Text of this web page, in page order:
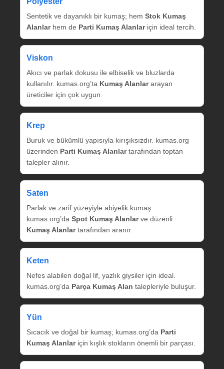
Sentetik ve dayanıklı bir kumaş; hem Stok Kumaş
Alanlarhem de Parti Kumaş Alanlariçin ideal tercih.
Viskon
Akıcı ve parlak dokusu ile elbiselik ve bluzlarda
kullanılır. kumas.org’ta Kumaş Alanlararayan
üreticiler için çok uygun.
Krep
Buruk ve bükümlü yapısıyla kırışıksızdır. kumas.org
üzerinden Parti Kumaş Alanlartarafından toptan
talepler alınır.
Saten
Parlak ve zarif yüzeyiyle abiyelik kumaş.
kumas.org’da Spot Kumaş Alanlarve düzenli
Kumaş Alanlartarafından aranır.
Keten
Nefes alabilen doğal lif, yazlık giysiler için ideal.
kumas.org’da Parça Kumaş Alan talepleriyle buluşur.
Yün
Sıcacık ve doğal bir kumaş; kumas.org’da Parti
Kumaş Alanlariçin kışlık stokların önemli bir parçası.